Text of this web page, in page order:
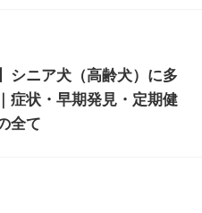
シニア犬（高齢犬）に多
症状・早期発見・定期健
全て